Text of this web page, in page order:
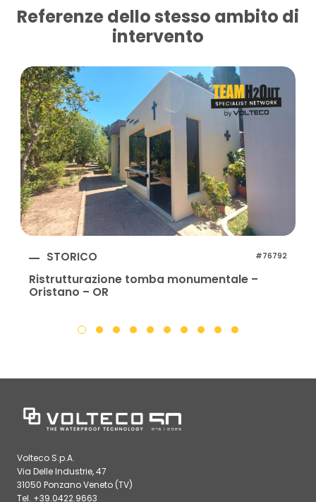
Referenze dello stesso ambito di
intervento
STORICO #76792
Ristrutturazione tomba monumentale –
Oristano – OR
Volteco S.p.A.
Via Delle Industrie, 47
31050 Ponzano Veneto (TV)
Tel. +39.0422.9663